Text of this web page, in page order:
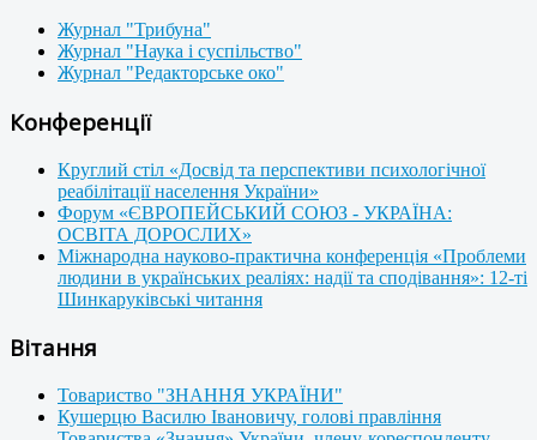
Журнал "Трибуна"
Журнал "Наука і суспільство"
Журнал "Редакторське око"
Конференції
Круглий стіл «Досвід та перспективи психологічної
реабілітації населення України»
Форум «ЄВРОПЕЙСЬКИЙ СОЮЗ - УКРАЇНА:
ОСВІТА ДОРОСЛИХ»
Міжнародна науково-практична конференція «Проблеми
людини в українських реаліях: надії та сподівання»: 12-ті
Шинкаруківські читання
Вітання
Товариство "ЗНАННЯ УКРАЇНИ"
Кушерцю Василю Івановичу, голові правління